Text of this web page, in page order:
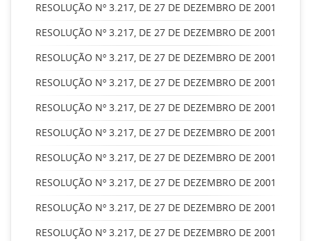
RESOLUÇÃO Nº 3.217, DE 27 DE DEZEMBRO DE 2001
RESOLUÇÃO Nº 3.217, DE 27 DE DEZEMBRO DE 2001
RESOLUÇÃO Nº 3.217, DE 27 DE DEZEMBRO DE 2001
RESOLUÇÃO Nº 3.217, DE 27 DE DEZEMBRO DE 2001
RESOLUÇÃO Nº 3.217, DE 27 DE DEZEMBRO DE 2001
RESOLUÇÃO Nº 3.217, DE 27 DE DEZEMBRO DE 2001
RESOLUÇÃO Nº 3.217, DE 27 DE DEZEMBRO DE 2001
RESOLUÇÃO Nº 3.217, DE 27 DE DEZEMBRO DE 2001
RESOLUÇÃO Nº 3.217, DE 27 DE DEZEMBRO DE 2001
RESOLUÇÃO Nº 3.217, DE 27 DE DEZEMBRO DE 2001